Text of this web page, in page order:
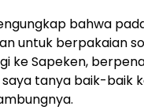
bahwa
untuk berpakaian
ke Sapeken,
saya tanya baik-baik